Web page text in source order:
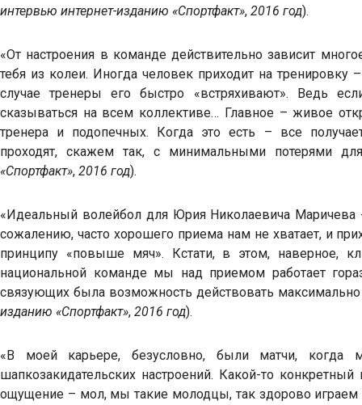
интервью интернет-изданию «Спортфакт», 2016 год).
«От настроения в команде действительно зависит
тебя из колеи. Иногда человек приходит на
случае тренеры его быстро «встряхивают». Ведь
сказываться на всем коллективе… Главное – живое
тренера и подопечных. Когда это есть – все
проходят, скажем так, с минимальными потерями
«Спортфакт», 2016 год).
«Идеальный волейбол для Юрия Николаевича
сожалению, часто хорошего приема нам не хватает, и
принципу «повыше мяч». Кстати, в этом, наверное,
национальной команде мы над приемом работает
связующих была возможность действовать
изданию «Спортфакт», 2016 год).
«В моей карьере, безусловно, были матчи,
шапкозакидательских настроений. Какой-то
ощущение – мол, мы такие молодцы, так здорово играем –